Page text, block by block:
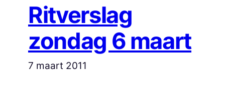
Ritverslag
zondag 6 maart
7 maart 2011